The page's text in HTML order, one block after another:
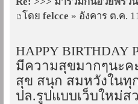
โดย felcce » อังคาร ต.ค.
HAPPY BIRTHDAY
มีความสุขมากๆนะค
สุข สนุก สมหวังในทุก
ปล.รูปแบบเว็บใหม่ส